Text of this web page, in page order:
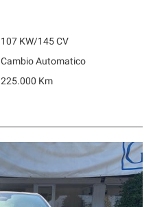
107 KW/145 CV
Cambio Automatico
225.000 Km